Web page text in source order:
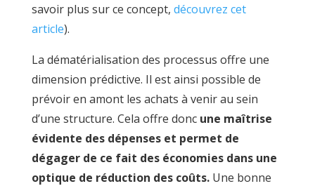
savoir plus sur ce concept, découvrez cet
article).
La dématérialisation des processus offre une
dimension prédictive. Il est ainsi possible de
prévoir en amont les achats à venir au sein
d’une structure. Cela offre donc une maîtrise
évidente des dépenses et permet de
dégager de ce fait des économies dans une
optique de réduction des coûts.Une bonne